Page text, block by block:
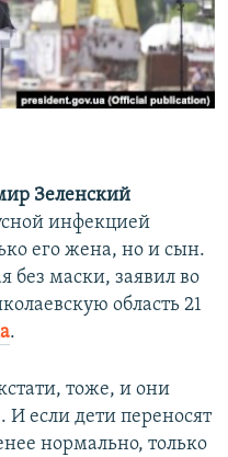
Зеленский
инфекцией
его жена, но и сын.
без маски, заявил во
область 21
.
тоже, и они
И если дети переносят
нормально, только